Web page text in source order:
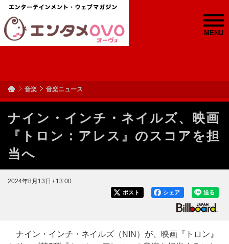
MENU
音楽 音楽ニュース
ナイン・インチ・ネイルズ、映画
『トロン：アレス』のスコアを担
当へ
2024年8月13日 / 13:00
送る
シェア
ポスト
ナイン・インチ・ネイルズ（NIN）が、映画『トロン』